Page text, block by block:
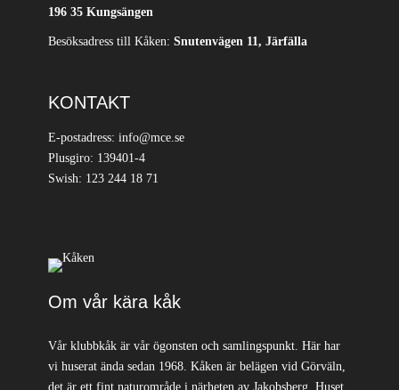
196 35 Kungsängen
Besöksadress till Kåken: Snutenvägen 11, Järfälla
KONTAKT
E-postadress: info@mce.se
Plusgiro: 139401-4
Swish: 123 244 18 71
Om vår kära kåk
Vår klubbkåk är vår ögonsten och samlingspunkt. Här har
vi huserat ända sedan 1968. Kåken är belägen vid Görväln,
det är ett fint naturområde i närheten av Jakobsberg. Huset